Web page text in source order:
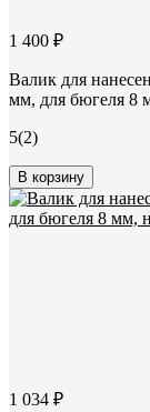
1 400 ₽
Валик для
мм, для бюгеля 8
5(2)
В корзину
1 034 ₽